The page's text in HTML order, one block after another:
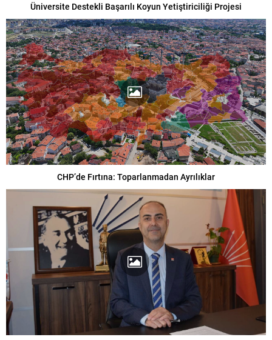
Üniversite Destekli Başarılı Koyun Yetiştiriciliği Projesi
CHP’de Fırtına: Toparlanmadan Ayrılıklar